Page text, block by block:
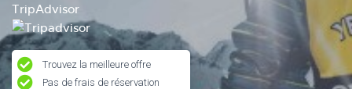
TripAdvisor
Trouvez la meilleure offre
Pas de frais de réservation